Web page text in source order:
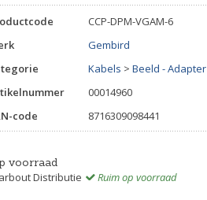
CCP-DPM-VGAM-6
Gembird
Kabels > Beeld - Adapter
00014960
code
8716309098441
voorraad
Distributie
Ruim op voorraad